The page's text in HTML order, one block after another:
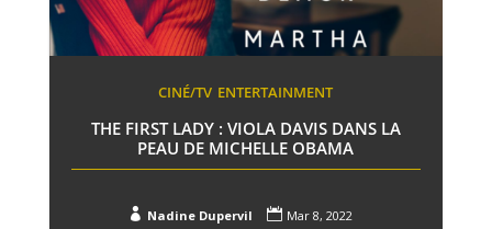
CINÉ/TV ENTERTAINMENT
THE FIRST LADY : VIOLA DAVIS DANS LA
PEAU DE MICHELLE OBAMA
 Nadine Dupervil  Mar 8, 2022